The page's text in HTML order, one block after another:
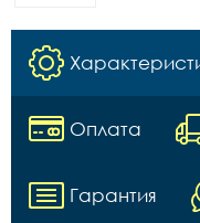
Оплата
Гарантия